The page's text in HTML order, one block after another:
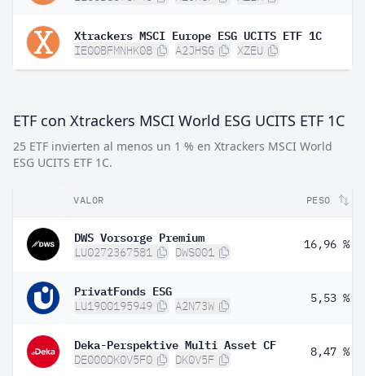
Xtrackers MSCI Europe ESG UCITS ETF 1C
IE00BFMNHK08 A2JHSG XZEU
ETF con Xtrackers MSCI World ESG UCITS ETF 1C
25 ETF invierten al menos un 1 % en Xtrackers MSCI World
ESG UCITS ETF 1C.
VALOR PESO
DWS Vorsorge Premium
LU0272367581 DWS001
16,96 %
PrivatFonds ESG
LU1900195949 A2N73W
5,53 %
Deka-Perspektive Multi Asset CF
DE000DK0V5F0 DK0V5F
8,47 %